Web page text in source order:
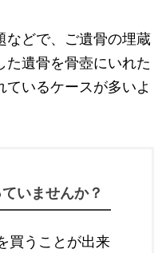
などで、ご遺骨の埋蔵
た遺骨を骨壺にいれた
ているケースが多いよ
いませんか？
買うことが出来